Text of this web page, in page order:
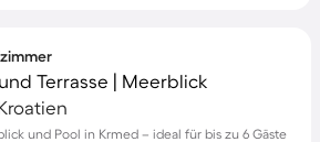
Terrasse | Meerblick
und Pool in Krmed – ideal für bis zu 6 Gäste